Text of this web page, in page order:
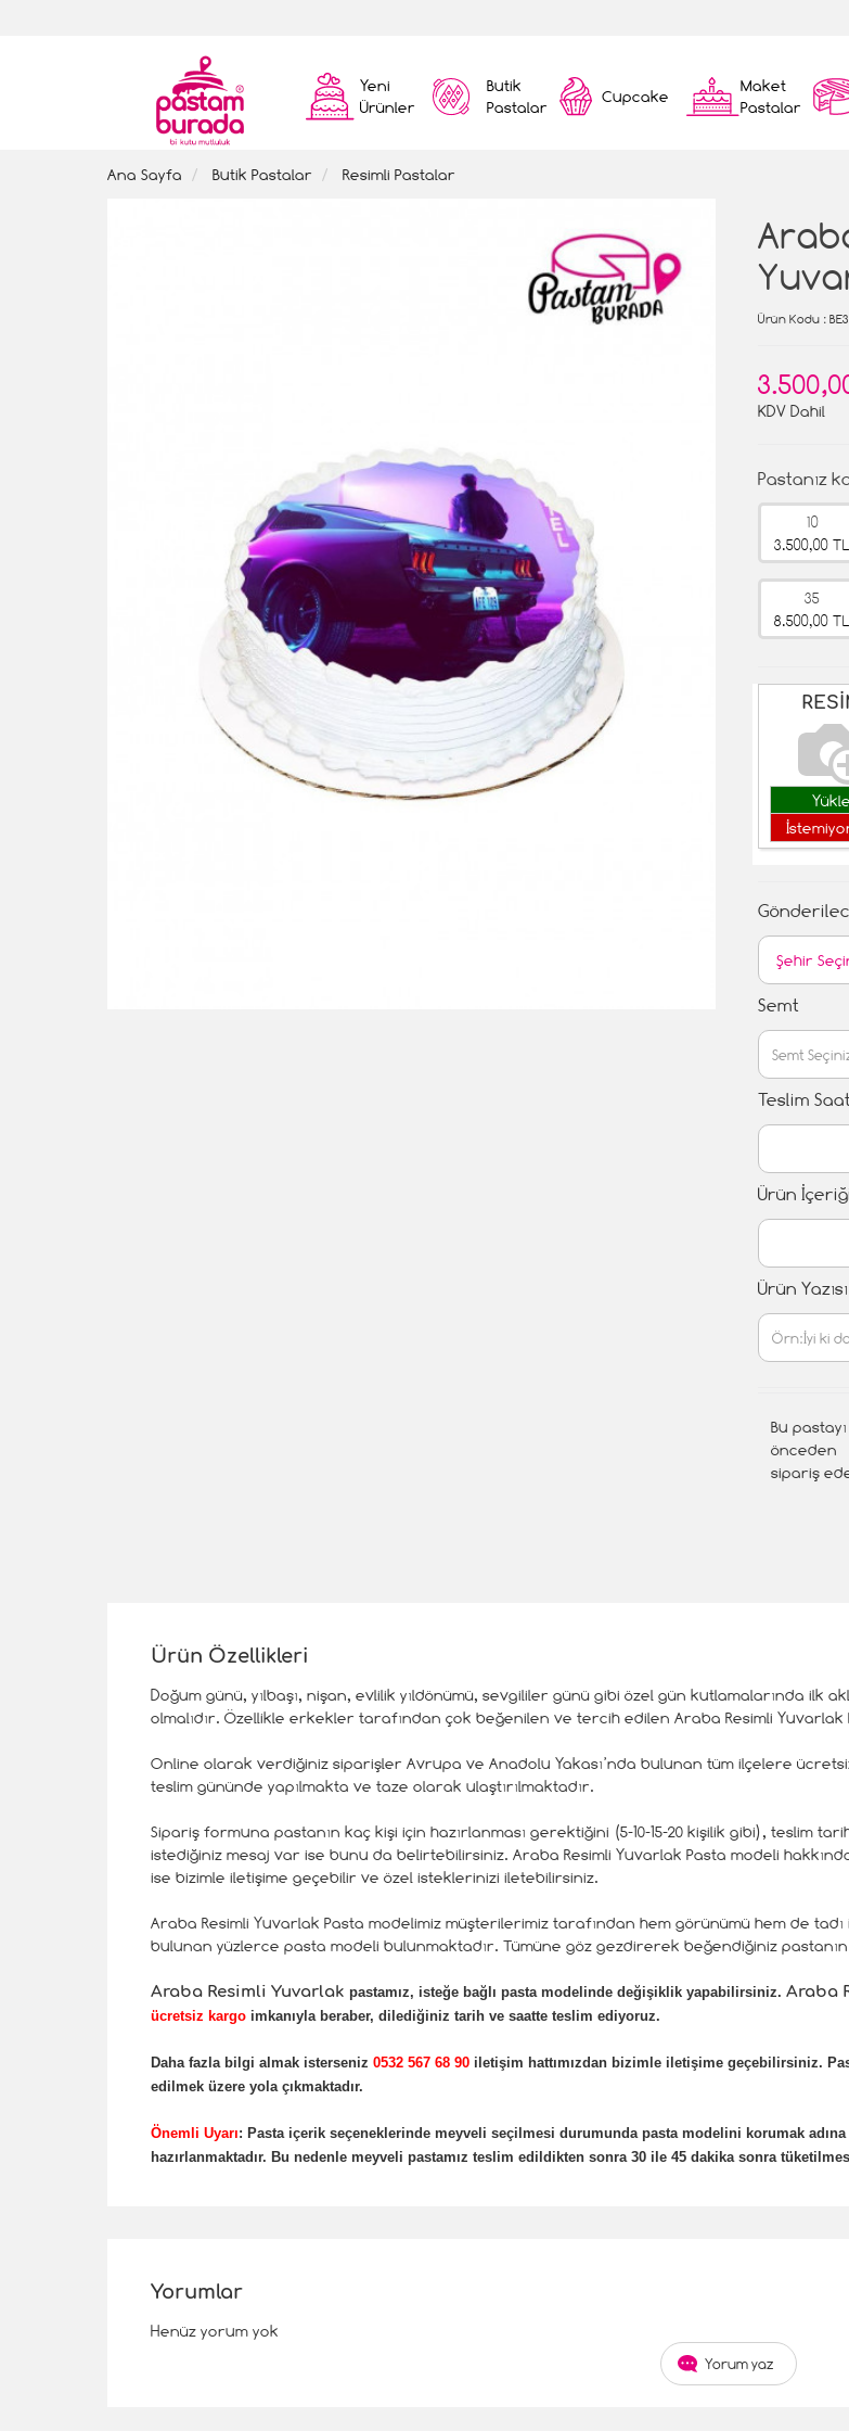
Yeni
Ürünler
Butik
Pastalar
Cupcake
Maket
Pastalar
Ana Sayfa Butik Pastalar Resimli Pastalar
Ürün Kodu :
KDV Dahil
Pastanız
10
3.500,00 TL
35
8.500,00 TL
Yükle
Semt
Teslim
Ürün İçeriği
Ürün Yazısı
Bu pastayı
önceden
sipariş
Ürün Özellikleri
Doğum günü, yılbaşı, nişan, evlilik yıldönümü, sevgililer günü gibi özel gün kutlamalarında ilk
olmalıdır. Özellikle erkekler tarafından çok beğenilen ve tercih edilen Araba Resimli
Online olarak verdiğiniz siparişler Avrupa ve Anadolu Yakası’nda bulunan tüm ilçelere
teslim gününde yapılmakta ve taze olarak ulaştırılmaktadır.
Sipariş formuna pastanın kaç kişi için hazırlanması gerektiğini (5-10-15-20 kişilik gibi), teslim
istediğiniz mesaj var ise bunu da belirtebilirsiniz. Araba Resimli Yuvarlak Pasta modeli
ise bizimle iletişime geçebilir ve özel isteklerinizi iletebilirsiniz.
Araba Resimli Yuvarlak Pasta modelimiz müşterilerimiz tarafından hem görünümü hem de
bulunan yüzlerce pasta modeli bulunmaktadır. Tümüne göz gezdirerek beğendiğiniz
Araba Resimli Yuvarlak pastamız, isteğe bağlı pasta modelinde değişiklik yapabilirsiniz. Araba
ücretsiz kargo imkanıyla beraber, dilediğiniz tarih ve saatte teslim ediyoruz.
Daha fazla bilgi almak isterseniz 0532 567 68 90 iletişim hattımızdan bizimle iletişime geçebilirsiniz.
edilmek üzere yola çıkmaktadır.
Önemli Uyarı: Pasta içerik seçeneklerinde meyveli seçilmesi durumunda pasta modelini korumak
hazırlanmaktadır. Bu nedenle meyveli pastamız teslim edildikten sonra 30 ile 45 dakika sonra
Yorumlar
Henüz yorum yok
Yorum yaz